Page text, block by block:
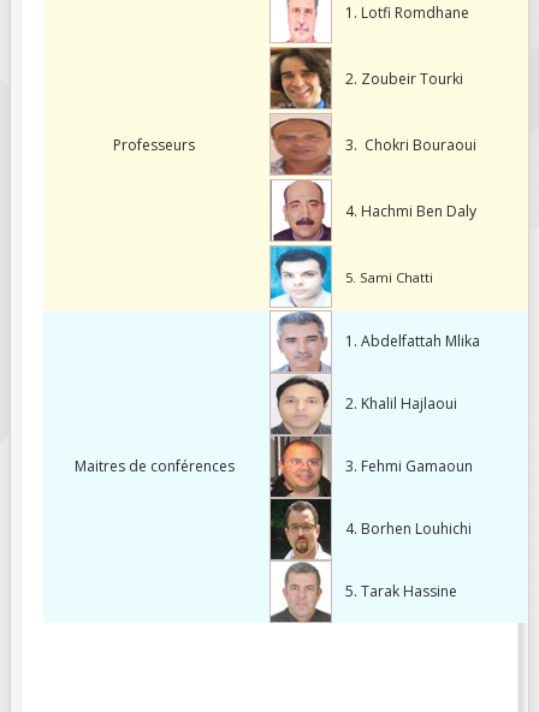
FIELDS MARKED WITH AN ASTERISK (*)
ARE REQUIRED.
S'INSCRIRE
Professeurs
1. Lotfi Romdhane
2. Zoubeir Tourki
3. Chokri Bouraoui
4. Hachmi Ben Daly
5. Sami Chatti
Maitres de conférences
1. Abdelfattah Mlika
2. Khalil Hajlaoui
3. Fehmi Gamaoun
4. Borhen Louhichi
5. Tarak Hassine